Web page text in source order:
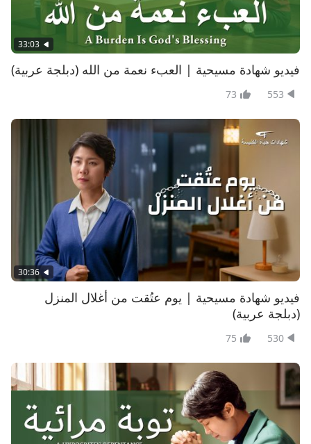
33:03
فيديو شهادة مسيحية | العبء نعمة من الله (دبلجة عربية)
553
73
30:36
فيديو شهادة مسيحية | يوم عتُقت من أغلال المنزل
(دبلجة عربية)
530
75